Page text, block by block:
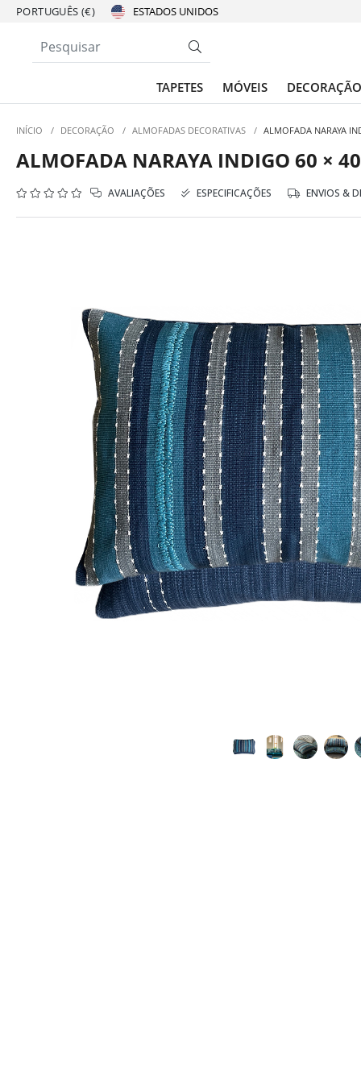
PORTUGUÊS (€)
TAPETES MÓVEIS DECORAÇÃO
INÍCIO / DECORAÇÃO / ALMOFADAS DECORATIVAS / ALMOFADA NARAYA
ALMOFADA NARAYA INDIGO 60 × 40
AVALIAÇÕES ESPECIFICAÇÕES ENVIOS &